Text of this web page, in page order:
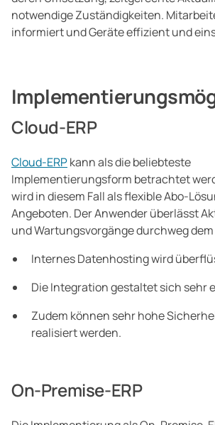
notwendige Zuständigkeiten.
informiert und Geräte effizient und
Cloud-ERP
Cloud-ERPkann als die beliebteste
Implementierungsform betrachtet
wird in diesem Fall als flexible Abo-
Angeboten. Der Anwender überlässt
und Wartungsvorgänge durchweg
Internes Datenhosting wird
Die Integration gestaltet sich sehr
Zudem können sehr hohe
realisiert werden.
On-Premise-ERP